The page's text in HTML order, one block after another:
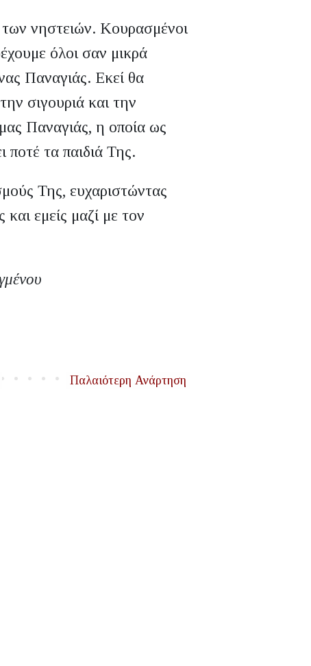
νηστειών. Κουρασμένοι
όλοι σαν μικρά
Παναγιάς. Εκεί θα
σιγουριά και την
Παναγιάς, η οποία ως
ποτέ τα παιδιά Της.
Της, ευχαριστώντας
εμείς μαζί με τον
Παλαιότερη Ανάρτηση